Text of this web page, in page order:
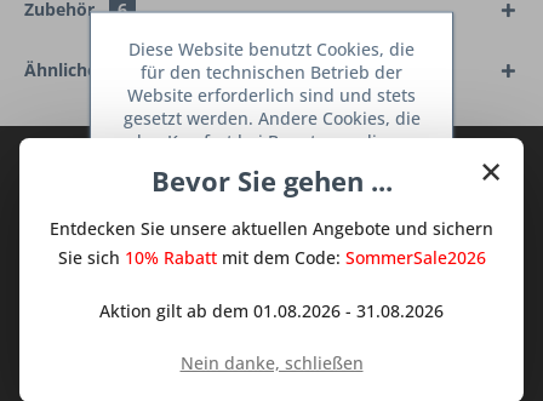
Zubehör 6
Ähnliche Artikel
TraumKüche Newsletter und verpassen
Sie keine Neuigkeit oder Aktion mehr aus
dem Traum Küchen - Shop.
Ich habe die
Datenschutzbestimmungen
×
Bevor Sie gehen ...
Entdecken Sie unsere aktuellen Angebote und sichern
Sie sich 10% Rabattmit dem Code: SommerSale2026
Aktion gilt ab dem 01.08.2026 - 31.08.2026
Nein danke, schließen
Diese Website benutzt Cookies, die
für den technischen Betrieb der
Website erforderlich sind und stets
gesetzt werden. Andere Cookies, die
den Komfort bei Benutzung dieser
dienen oder die Interaktion mit
Netzwerken vereinfachen sollen,
werden nur mit Ihrer Zustimmung
Ablehnen